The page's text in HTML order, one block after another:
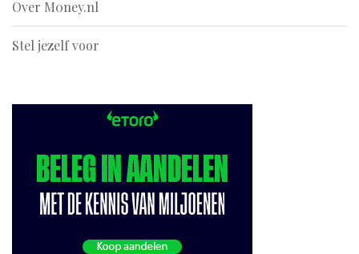
Over M0ney.nl
Stel jezelf voor